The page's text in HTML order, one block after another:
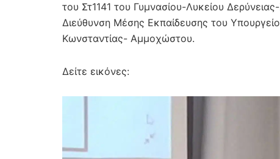
του Στ1141 του Γυμνασίου-Λυκείου
Διεύθυνση Μέσης Εκπαίδευσης του
Κωνσταντίας- Αμμοχώστου.
Δείτε εικόνες: